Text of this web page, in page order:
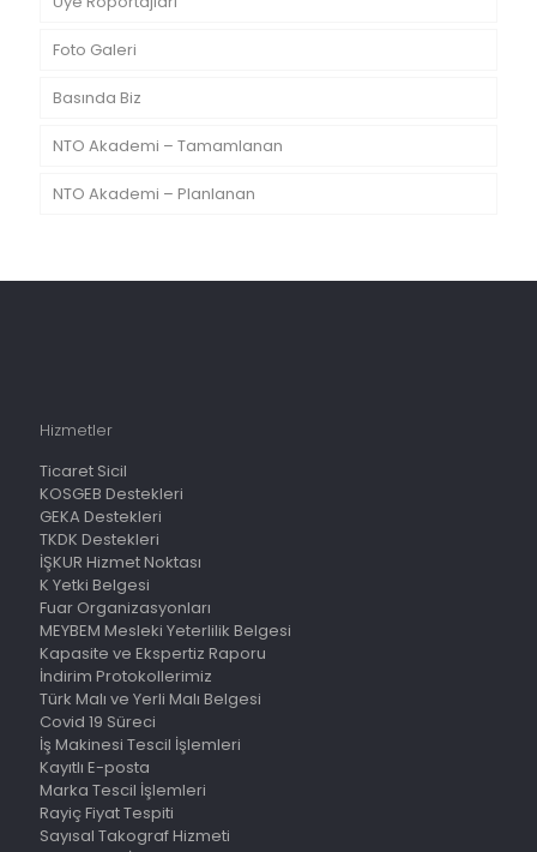
Foto Galeri
Basında Biz
NTO Akademi – Tamamlanan
NTO Akademi – Planlanan
Hizmetler
Ticaret Sicil
KOSGEB Destekleri
GEKA Destekleri
TKDK Destekleri
İŞKUR Hizmet Noktası
K Yetki Belgesi
Fuar Organizasyonları
MEYBEM Mesleki Yeterlilik Belgesi
Kapasite ve Ekspertiz Raporu
İndirim Protokollerimiz
Türk Malı ve Yerli Malı Belgesi
Covid 19 Süreci
İş Makinesi Tescil İşlemleri
Kayıtlı E-posta
Marka Tescil İşlemleri
Rayiç Fiyat Tespiti
Sayısal Takograf Hizmeti